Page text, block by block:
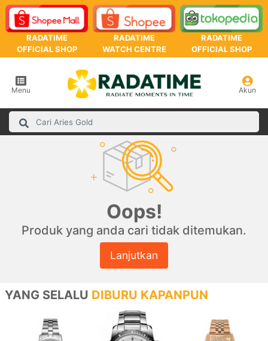
RADATIME
OFFICIAL SHOP
RADATIME
WATCH CENTRE
RADATIME
OFFICIAL SHOP
Menu Akun
Oops!
Produk yang anda cari tidak ditemukan.
Lanjutkan
YANG SELALU DIBURU KAPANPUN